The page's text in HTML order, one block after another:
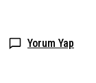
Yorum Yap